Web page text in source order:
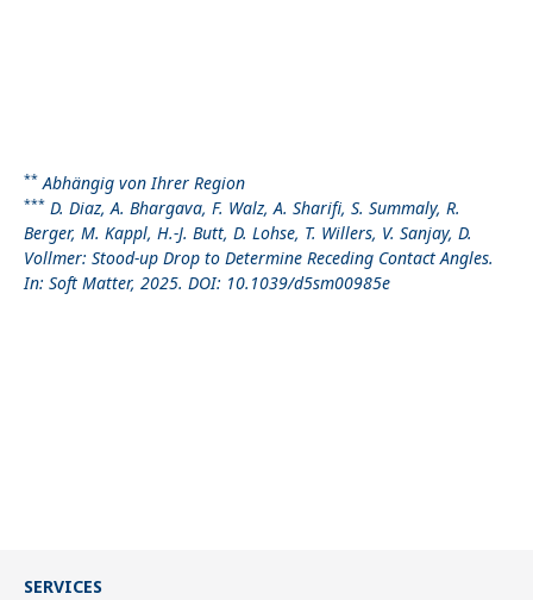
** Abhängig von Ihrer Region
*** D. Diaz, A. Bhargava, F. Walz, A. Sharifi, S. Summaly, R.
Berger, M. Kappl, H.-J. Butt, D. Lohse, T. Willers, V. Sanjay, D.
Vollmer: Stood-up Drop to Determine Receding Contact Angles.
In: Soft Matter, 2025. DOI: 10.1039/d5sm00985e
SERVICES